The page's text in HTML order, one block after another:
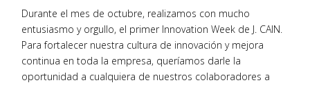
Durante el mes de octubre, realizamos con mucho
entusiasmo y orgullo, el primer Innovation Week de J. CAIN.
Para fortalecer nuestra cultura de innovación y mejora
continua en toda la empresa, queríamos darle la
oportunidad a cualquiera de nuestros colaboradores a